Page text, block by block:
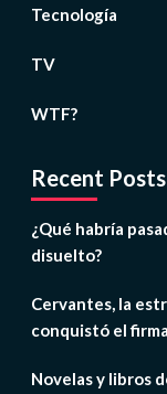
Tecnología
TV
WTF?
Recent Posts
¿Qué habría
disuelto?
Cervantes, la
conquistó el
Novelas y libros